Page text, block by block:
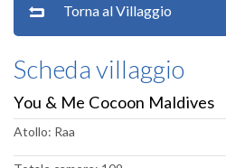
Torna al Villaggio
Scheda villaggio
You & Me Cocoon Maldives
Atollo: Raa